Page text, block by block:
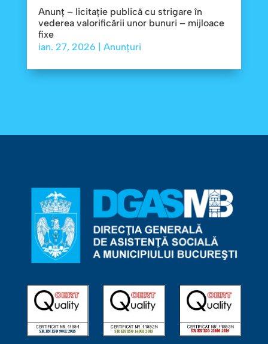
Anunț – licitație publică cu strigare în
vederea valorificării unor bunuri – mijloace
fixe
ian. 27, 2026 | Anunțuri